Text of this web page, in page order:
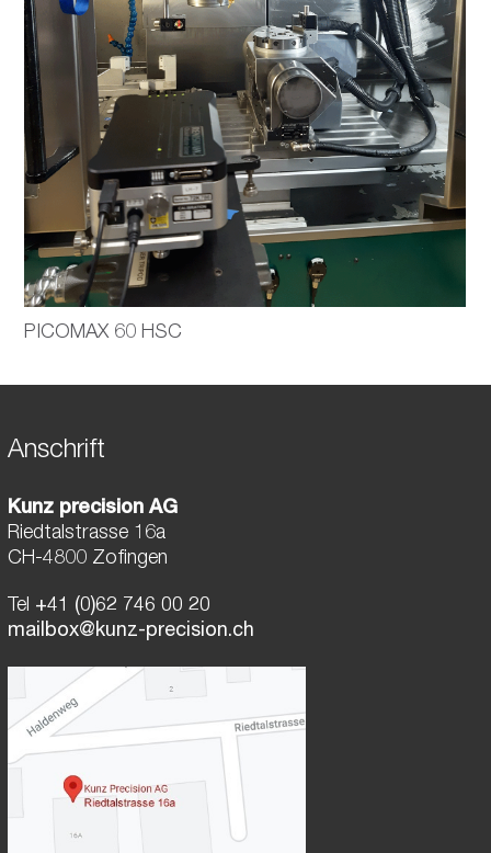
PICOMAX 60 HSC
Anschrift
Kunz precision AG
Riedtalstrasse 16a
CH-4800 Zofingen
Tel +41 (0)62 746 00 20
mailbox@kunz-precision.ch